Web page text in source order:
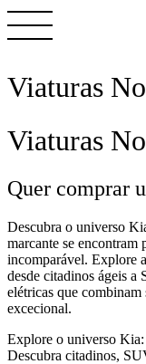
Viaturas
Viaturas
Quer comprar
Descubra o universo
marcante se encontram
incomparável. Explore
desde citadinos ágeis a
elétricas que
excecional.
Explore o universo Kia:
Descubra citadinos,